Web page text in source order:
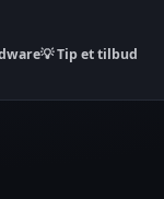
💡 Tip et tilbud